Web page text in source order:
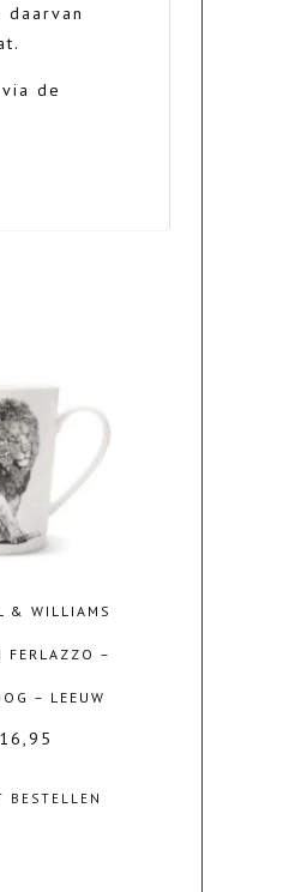
de
& WILLIAMS
FERLAZZO –
– LEEUW
16,95
BESTELLEN